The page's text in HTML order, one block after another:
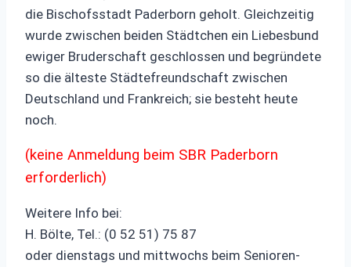
die Bischofsstadt Paderborn geholt. Gleichzeitig
wurde zwischen beiden Städtchen ein Liebesbund
ewiger Bruderschaft geschlossen und begründete
so die älteste Städtefreundschaft zwischen
Deutschland und Frankreich; sie besteht heute
noch.
(keine Anmeldung beim SBR Paderborn
erforderlich)
Weitere Info bei:
H. Bölte, Tel.: (0 52 51) 75 87
oder dienstags und mittwochs beim Senioren-